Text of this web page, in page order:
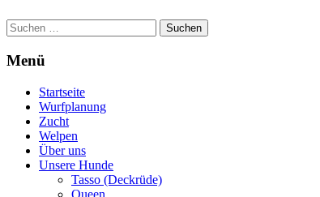
Suchen
nach:
Menü
Startseite
Wurfplanung
Zucht
Welpen
Über uns
Unsere Hunde
Tasso (Deckrüde)
Queen